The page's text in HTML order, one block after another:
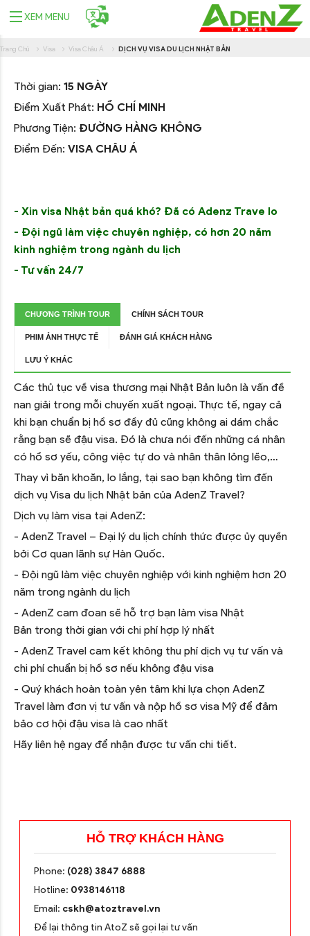
XEM MENU
Trang Chủ Visa Visa Châu Á DỊCH VỤ VISA DU LỊCH NHẬT BẢN
Thời gian: 15 NGÀY
Điểm Xuất Phát: HỒ CHÍ MINH
Phương Tiện: ĐƯỜNG HÀNG KHÔNG
Điểm Đến: VISA CHÂU Á
- Xin visa Nhật bản quá khó? Đã có Adenz Trave lo
- Đội ngũ làm việc chuyên nghiệp, có hơn 20 năm
kinh nghiệm trong ngành du lịch
- Tư vấn 24/7
CHƯƠNG TRÌNH TOUR CHÍNH SÁCH TOUR
PHIM ẢNH THỰC TẾ ĐÁNH GIÁ KHÁCH HÀNG
LƯU Ý KHÁC
Các thủ tục về visa thương mại Nhật Bản luôn là vấn đề
nan giải trong mỗi chuyến xuất ngoại. Thực tế, ngay cả
khi bạn chuẩn bị hồ sơ đầy đủ cũng không ai dám chắc
rằng bạn sẽ đậu visa. Đó là chưa nói đến những cá nhân
có hồ sơ yếu, công việc tự do và nhân thân lỏng lẽo,…
Thay vì băn khoăn, lo lắng, tại sao bạn không tìm đến
dịch vụ Visa du lịch Nhật bản của AdenZ Travel?
Dịch vụ làm visa tại AdenZ:
- AdenZ Travel – Đại lý du lịch chính thức được ủy quyền
bởi Cơ quan lãnh sự Hàn Quốc.
- Đội ngũ làm việc chuyên nghiệp với kinh nghiệm hơn 20
năm trong ngành du lịch
- AdenZ cam đoan sẽ hỗ trợ bạn làm visa Nhật
Bản trong thời gian với chi phí hợp lý nhất
- AdenZ Travel cam kết không thu phí dịch vụ tư vấn và
chi phí chuẩn bị hồ sơ nếu không đậu visa
- Quý khách hoàn toàn yên tâm khi lựa chọn AdenZ
Travel làm đơn vị tư vấn và nộp hồ sơ visa Mỹ để đảm
bảo cơ hội đậu visa là cao nhất
Hãy liên hệ ngay để nhận được tư vấn chi tiết.
HỖ TRỢ KHÁCH HÀNG
Phone: (028) 3847 6888
Hotline: 0938146118
Email: cskh@atoztravel.vn
Để lại thông tin AtoZ sẽ gọi lại tư vấn